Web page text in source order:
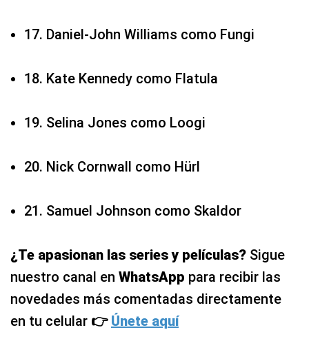
17. Daniel-John Williams como Fungi
18. Kate Kennedy como Flatula
19. Selina Jones como Loogi
20. Nick Cornwall como Hürl
21. Samuel Johnson como Skaldor
¿Te apasionan las series y películas? Sigue
nuestro canal en WhatsApp para recibir las
novedades más comentadas directamente
en tu celular 👉 Únete aquí